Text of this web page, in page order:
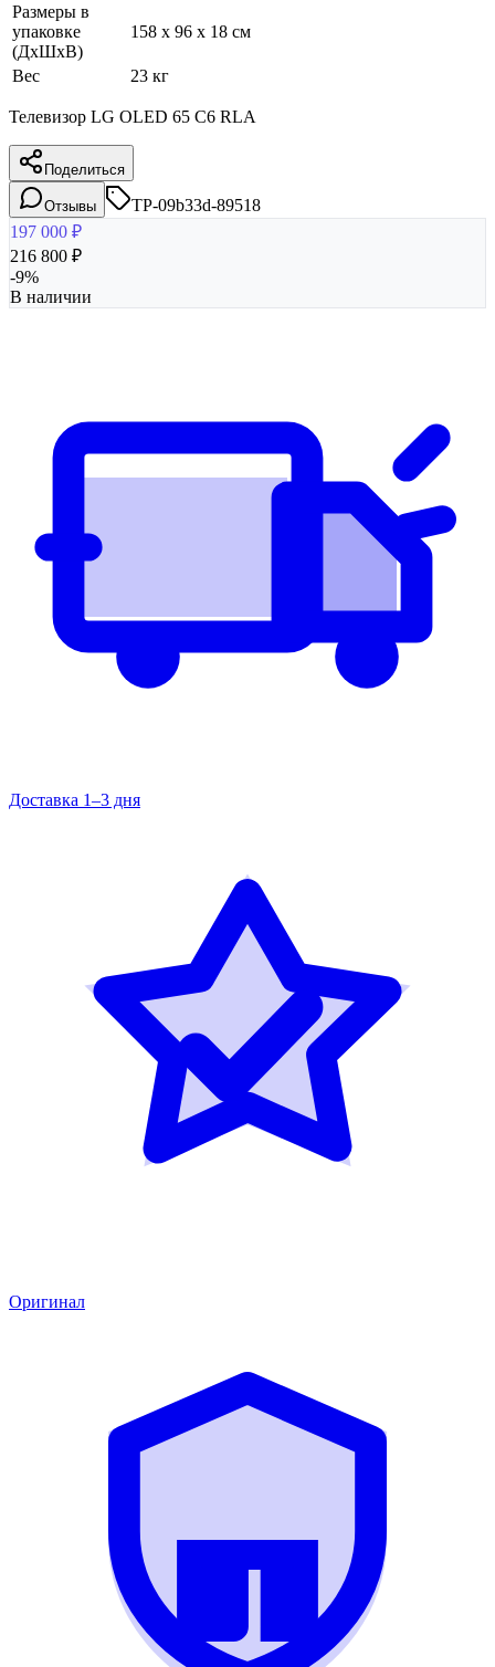
Размеры в
упаковке
(ДхШхВ)
158 x 96 x 18 см
Вес 23 кг
Телевизор LG OLED 65 C6 RLA
Поделиться
Отзывы
TP-09b33d-89518
197 000 ₽
216 800 ₽
-9%
В наличии
Доставка 1–3 дня
Оригинал